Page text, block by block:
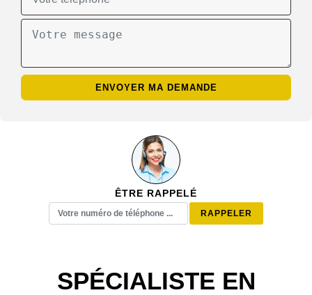
ÊTRE RAPPELÉ
SPÉCIALISTE EN